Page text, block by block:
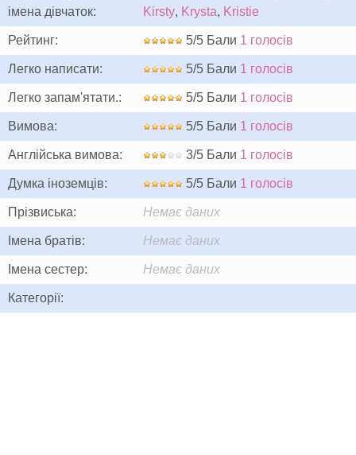
імена дівчаток:
Kirsty, Krysta, Kristie
Рейтинг: 5/5 Бали 1 голосів
Легко написати: 5/5 Бали 1 голосів
Легко запам'ятати.: 5/5 Бали 1 голосів
Вимова: 5/5 Бали 1 голосів
Англійська вимова: 3/5 Бали 1 голосів
Думка іноземців: 5/5 Бали 1 голосів
Прізвиська: Немає даних
Імена братів: Немає даних
Імена сестер: Немає даних
Категорії: